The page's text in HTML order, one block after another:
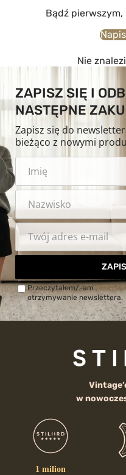
Bądź
Nie
ZAPISZ SIĘ I
NASTĘPNE
Zapisz się do
bieżąco z nowymi
Przeczytałem/-amPolitykę
otrzymywanie newslettera.
w
1 milion